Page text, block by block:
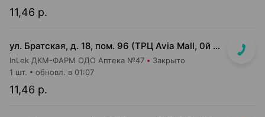
11,46 р.
ул. Братская, д. 18, пом. 96 (ТРЦ Avia Mall, 0й этаж рядом с гипермаркетом Green)
InLek ДКМ-ФАРМ ОДО Аптека №47 Закрыто
11,46 р.
1 шт. обновл. в 01:07